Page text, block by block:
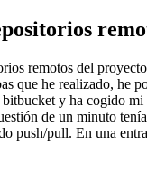
remotos del
que he realizado, he
y ha cogido
de un minuto
push/pull. En una